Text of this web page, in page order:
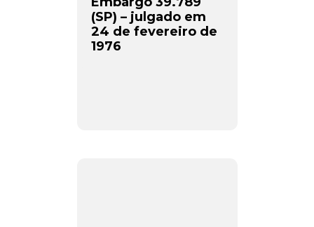
(SP) – julgado em
24 de fevereiro de
1976